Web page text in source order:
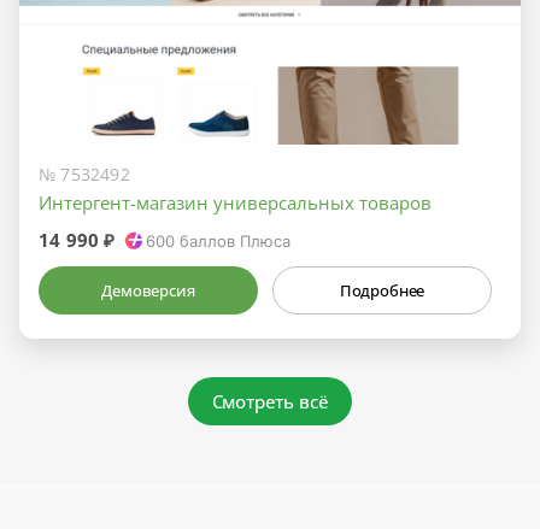
№ 7532492
Интергент-магазин универсальных товаров
14 990 ₽
600баллов Плюса
Демоверсия Подробнее
Смотреть всё